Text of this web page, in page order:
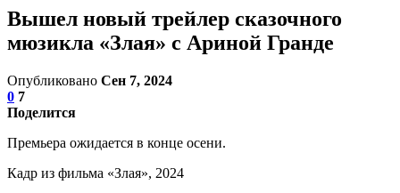
Вышел новый трейлер сказочного
мюзикла «Злая» с Ариной Гранде
Опубликовано Сен 7, 2024
0 7
Поделится
Премьера ожидается в конце осени.
Кадр из фильма «Злая», 2024